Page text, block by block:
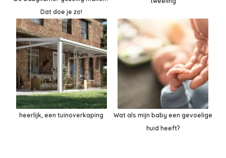
Dat doe je zo!
heerlijk, een tuinoverkaping
Wat als mijn baby een gevoelige
huid heeft?